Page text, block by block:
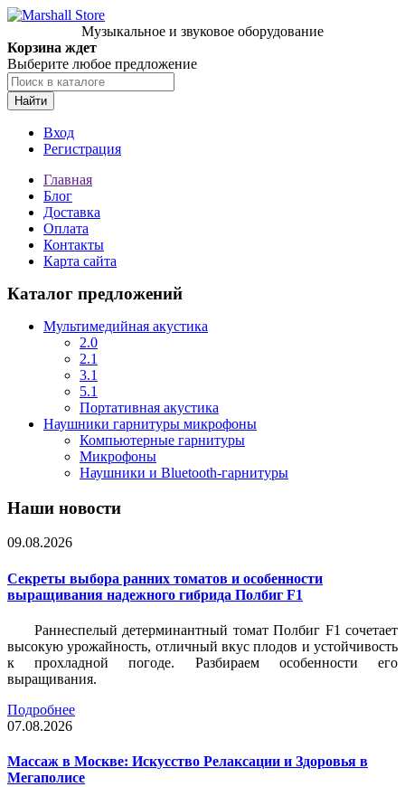
Музыкальное и звуковое оборудование
Корзина ждет
Выберите любое предложение
Найти
Вход
Регистрация
Главная
Блог
Доставка
Оплата
Контакты
Карта сайта
Каталог предложений
Мультимедийная акустика
2.0
2.1
3.1
5.1
Портативная акустика
Наушники гарнитуры микрофоны
Компьютерные гарнитуры
Микрофоны
Наушники и Bluetooth-гарнитуры
Наши новости
09.08.2026
Секреты выбора ранних томатов и особенности
выращивания надежного гибрида Полбиг F1
Раннеспелый детерминантный томат Полбиг F1 сочетает
высокую урожайность, отличный вкус плодов и устойчивость
к прохладной погоде. Разбираем особенности его
выращивания.
Подробнее
07.08.2026
Массаж в Москве: Искусство Релаксации и Здоровья в
Мегаполисе